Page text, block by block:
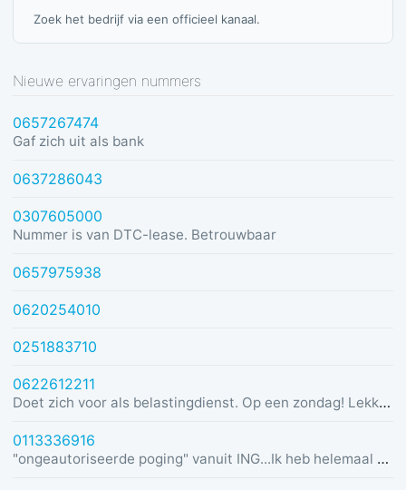
Zoek het bedrijf via een officieel kanaal.
Nieuwe ervaringen nummers
0657267474
Gaf zich uit als bank
0637286043
0307605000
Nummer is van DTC-lease. Betrouwbaar
0657975938
0620254010
0251883710
0622612211
Doet zich voor als belastingdienst. Op een zondag! Lekker dom
0113336916
"ongeautoriseerde poging" vanuit ING...Ik heb helemaal geen rekening bij ING :)